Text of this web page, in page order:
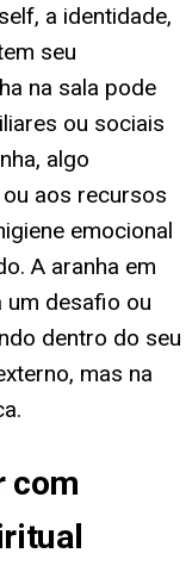
a identidade,
seu
na sala pode
ou sociais
algo
aos recursos
emocional
A aranha em
um desafio ou
dentro do seu
mas na
com